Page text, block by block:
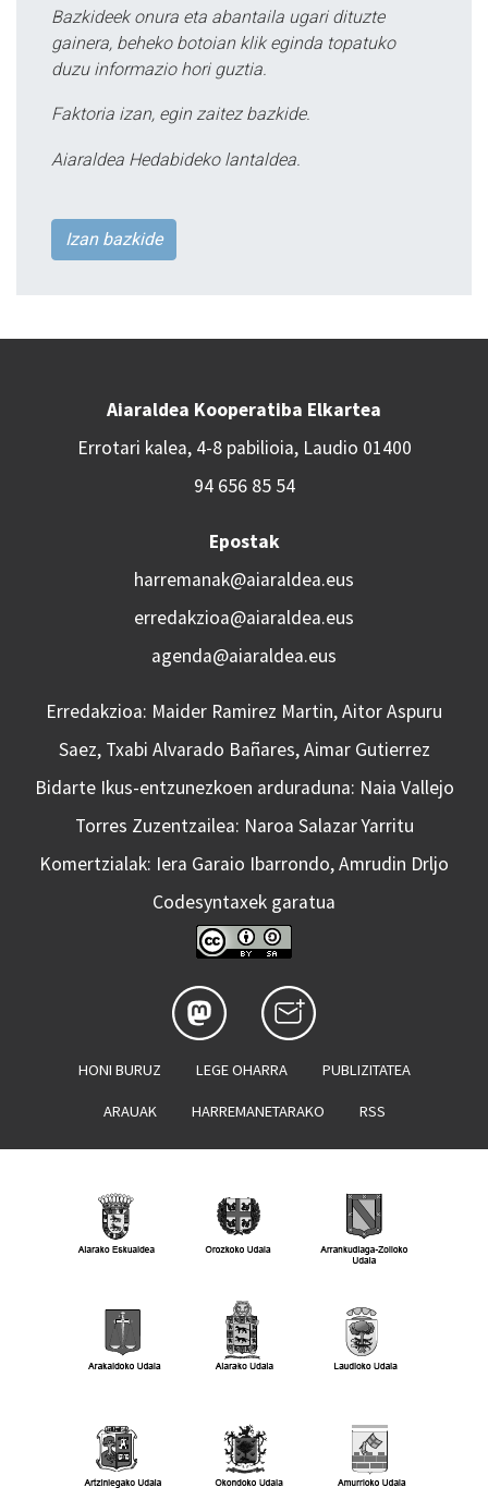
Bazkideek onura eta abantaila ugari dituzte
gainera, beheko botoian klik eginda topatuko
duzu informazio hori guztia.
Faktoria izan, egin zaitez bazkide.
Aiaraldea Hedabideko lantaldea.
Izan bazkide
Aiaraldea Kooperatiba Elkartea
Errotari kalea, 4-8 pabilioia, Laudio 01400
94 656 85 54
Epostak
harremanak@aiaraldea.eus
erredakzioa@aiaraldea.eus
agenda@aiaraldea.eus
Erredakzioa: Maider Ramirez Martin, Aitor Aspuru
Saez, Txabi Alvarado Bañares, Aimar Gutierrez
Bidarte Ikus-entzunezkoen arduraduna: Naia Vallejo
Torres Zuzentzailea: Naroa Salazar Yarritu
Komertzialak: Iera Garaio Ibarrondo, Amrudin Drljo
Codesyntaxek garatua
HONI BURUZ LEGE OHARRA PUBLIZITATEA
ARAUAK HARREMANETARAKO RSS